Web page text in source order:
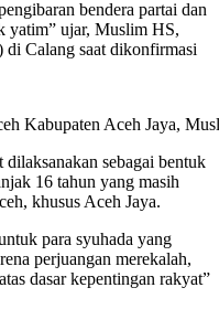
bendera partai dan
yatim” ujar, Muslim HS,
Calang saat dikonfirmasi
Kabupaten Aceh Jaya,
sebagai bentuk
16 tahun yang masih
khusus Aceh Jaya.
para syuhada yang
perjuangan merekalah,
dasar kepentingan rakyat”